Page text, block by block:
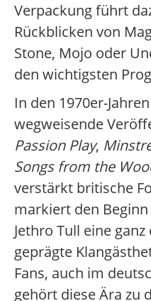
Verpackung führt
Rückblicken von
Stone, Mojo oder
den wichtigsten
In den 1970er-
wegweisende
Passion Play,
Songs from the
verstärkt britische
markiert den
Jethro Tull eine
geprägte
Fans, auch im
gehört diese Ära zu